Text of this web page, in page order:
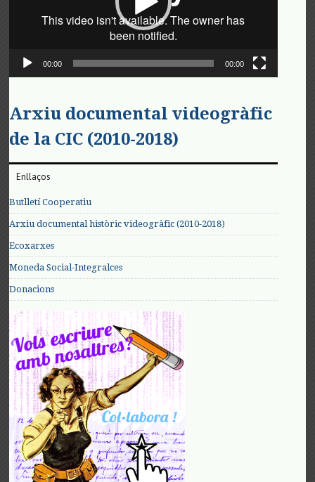
00:00 00:00
Arxiu documental videogràfic
de la CIC (2010-2018)
Enllaços
Butlletí Cooperatiu
Arxiu documental històric videogràfic (2010-2018)
Ecoxarxes
Moneda Social-Integralces
Donacions